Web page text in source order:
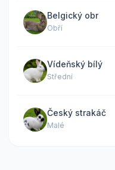
Belgický obr
Obří
Vídeňský bílý
Střední
Český strakáč
Malé